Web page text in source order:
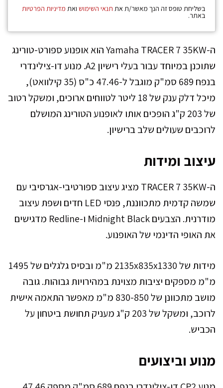
בשליחת טופס זה הנך מאשר/ת את תנאי השימוש ואת מדיניות הפרטיות
באתר.
ה-Yamaha TRACER 7 35KW הוא אופנוע ספורט-טורינג
שתוכנן במיוחד עבור בעלי רישיון A2. מנוע דו-צילינדרי
בנפח 689 סמ"ק מוגבל ל-47.46 כ"ס (35 קילוואט),
מיכל דלק ענק של 18 ליטר לטווחים ארוכים, ומשקל רטוב
של 203 ק"ג הופכים אותו לאופנוע הטורינג המושלם
לרוכבים שעולים שלב ברישיון.
עיצוב ומידות
ה-TRACER 7 35KW מציג עיצוב ספורטיבי-אגרסיבי עם
שמשה קדמית מתכווננת, פנסי LED חדים ושפת עיצוב
מודרנית. הצבעים Midnight Black ו-Redline מדגישים
את האופי הדינמי של האופנוע.
מידות של 2135x835x1330 מ"מ ובסיס גלגלים של 1495
מ"מ מספקים יציבות מצוינת במהירויות גבוהות. גובה
מושב מתכוונן של 830-850 מ"מ מאפשר התאמה אישית
לרוכב, ומשקל של 203 ק"ג מעניק תחושת ביטחון על
הכביש.
מנוע וביצועים